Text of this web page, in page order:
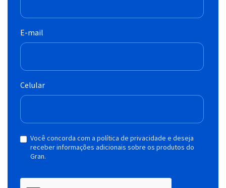
E-mail
Celular
Você concorda com a política de privacidade e deseja
receber informações adicionais sobre os produtos do
Gran.